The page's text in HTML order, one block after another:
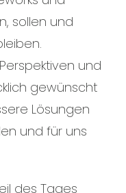
sollen und
und
gewünscht
Lösungen
und für uns
des Tages